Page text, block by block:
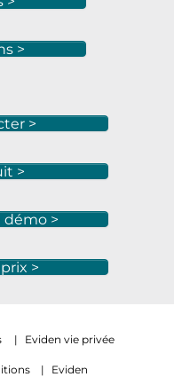
>
>
>
>
>
| Eviden vie privée
| Eviden